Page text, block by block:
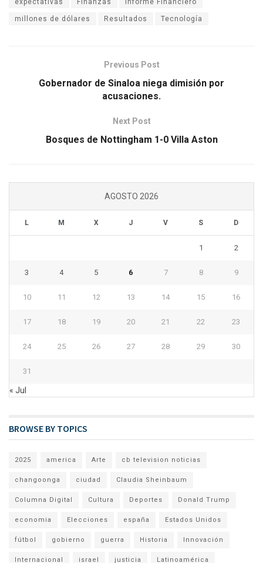
expectativas Finanzas Informe Financiero
millones de dólares Resultados Tecnología
Previous Post
Gobernador de Sinaloa niega dimisión por
acusaciones.
Next Post
Bosques de Nottingham 1-0 Villa Aston
AGOSTO 2026
L M X J V S D
1 2
3 4 5 6 7 8 9
10 11 12 13 14 15 16
17 18 19 20 21 22 23
24 25 26 27 28 29 30
31
« Jul
BROWSE BY TOPICS
2025 america Arte cb television noticias
changoonga ciudad Claudia Sheinbaum
Columna Digital Cultura Deportes Donald Trump
economia Elecciones españa Estados Unidos
fútbol gobierno guerra Historia Innovación
Internacional israel justicia Latinoamérica